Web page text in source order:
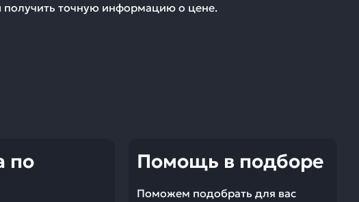
получить точную информацию о цене.
по
Помощь в подборе
Поможем подобрать для вас